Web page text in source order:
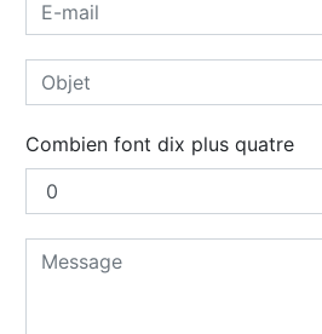
Combien font dix plus quatre